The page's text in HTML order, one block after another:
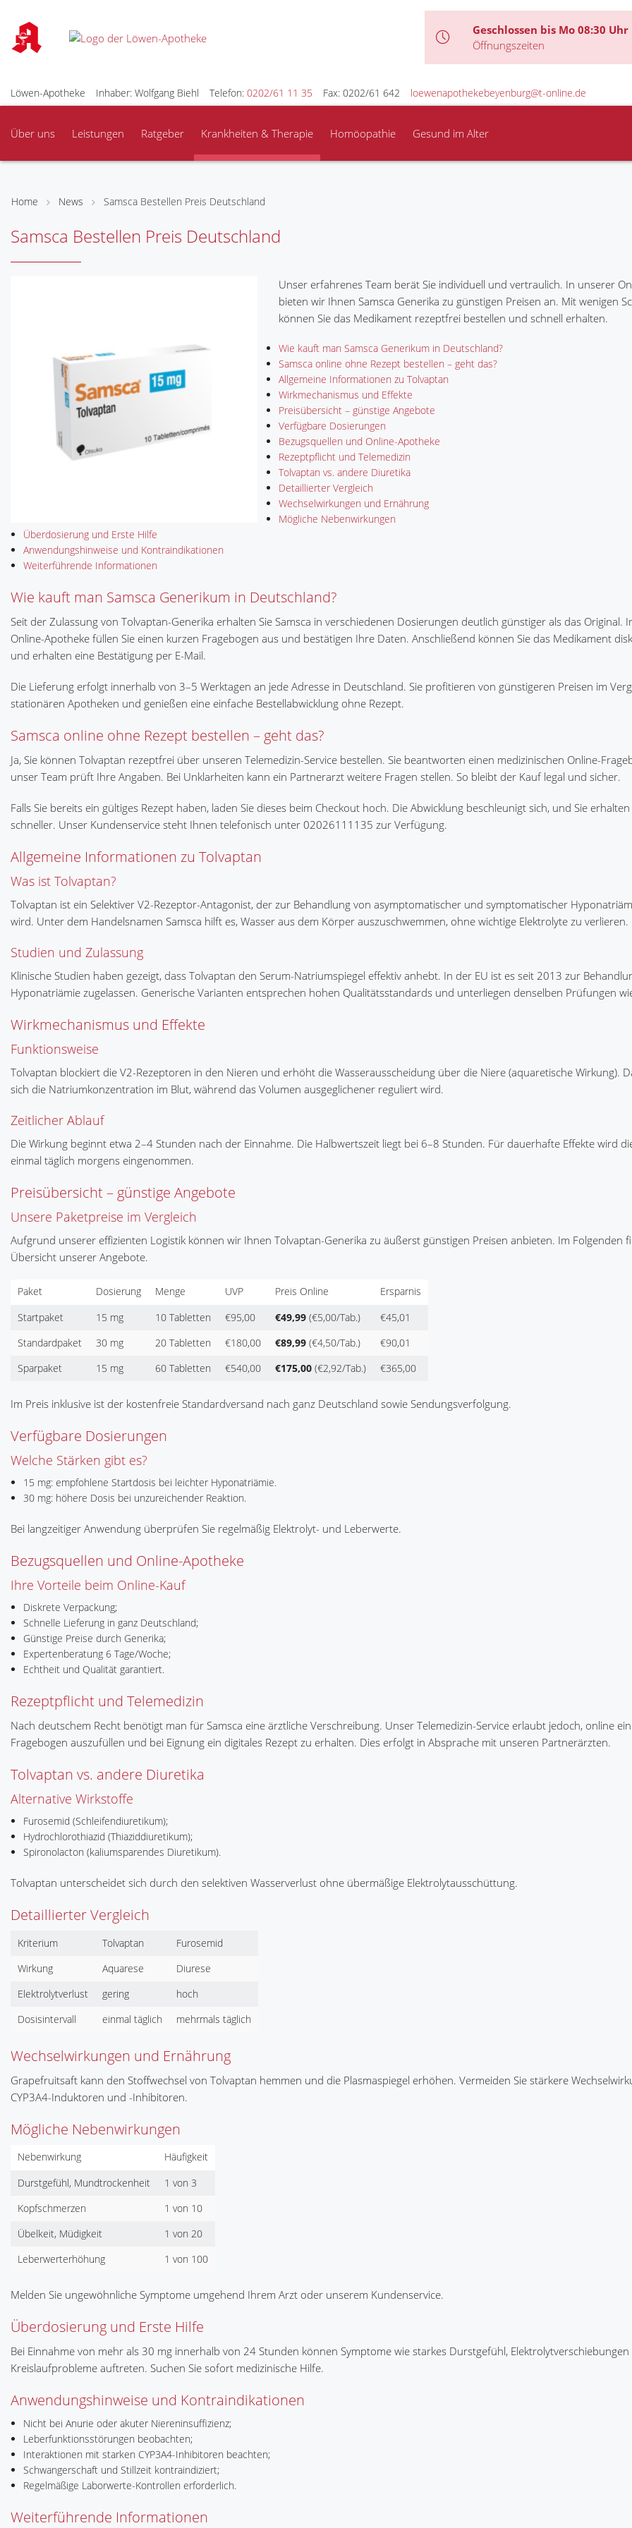
Geschlossen bis Mo 08:30 Uhr
Öffnungszeiten
Löwen-Apotheke Inhaber: Wolfgang Biehl Telefon: 0202/61 11 35 Fax: 0202/61 642 loewenapothekebeyenburg@t-online.de
Über uns Leistungen Ratgeber Krankheiten & Therapie Homöopathie Gesund im Alter
Home News Samsca Bestellen Preis Deutschland
Samsca Bestellen Preis Deutschland
Unser erfahrenes Team berät Sie individuell und vertraulich. In unserer
bieten wir Ihnen Samsca Generika zu günstigen Preisen an. Mit wenigen
können Sie das Medikament rezeptfrei bestellen und schnell erhalten.
Wie kauft man Samsca Generikum in Deutschland?
Samsca online ohne Rezept bestellen – geht das?
Allgemeine Informationen zu Tolvaptan
Wirkmechanismus und Effekte
Preisübersicht – günstige Angebote
Verfügbare Dosierungen
Bezugsquellen und Online-Apotheke
Rezeptpflicht und Telemedizin
Tolvaptan vs. andere Diuretika
Detaillierter Vergleich
Wechselwirkungen und Ernährung
Mögliche Nebenwirkungen
Überdosierung und Erste Hilfe
Anwendungshinweise und Kontraindikationen
Weiterführende Informationen
Wie kauft man Samsca Generikum in Deutschland?
Seit der Zulassung von Tolvaptan-Generika erhalten Sie Samsca in verschiedenen Dosierungen deutlich günstiger als das Original.
Online-Apotheke füllen Sie einen kurzen Fragebogen aus und bestätigen Ihre Daten. Anschließend können Sie das Medikament
und erhalten eine Bestätigung per E-Mail.
Die Lieferung erfolgt innerhalb von 3–5 Werktagen an jede Adresse in Deutschland. Sie profitieren von günstigeren Preisen im
stationären Apotheken und genießen eine einfache Bestellabwicklung ohne Rezept.
Samsca online ohne Rezept bestellen – geht das?
Ja, Sie können Tolvaptan rezeptfrei über unseren Telemedizin-Service bestellen. Sie beantworten einen medizinischen Online-
unser Team prüft Ihre Angaben. Bei Unklarheiten kann ein Partnerarzt weitere Fragen stellen. So bleibt der Kauf legal und sicher.
Falls Sie bereits ein gültiges Rezept haben, laden Sie dieses beim Checkout hoch. Die Abwicklung beschleunigt sich, und Sie
schneller. Unser Kundenservice steht Ihnen telefonisch unter 02026111135 zur Verfügung.
Allgemeine Informationen zu Tolvaptan
Was ist Tolvaptan?
Tolvaptan ist ein Selektiver V2-Rezeptor-Antagonist, der zur Behandlung von asymptomatischer und symptomatischer
wird. Unter dem Handelsnamen Samsca hilft es, Wasser aus dem Körper auszuschwemmen, ohne wichtige Elektrolyte zu verlieren.
Studien und Zulassung
Klinische Studien haben gezeigt, dass Tolvaptan den Serum-Natriumspiegel effektiv anhebt. In der EU ist es seit 2013 zur
Hyponatriämie zugelassen. Generische Varianten entsprechen hohen Qualitätsstandards und unterliegen denselben Prüfungen
Wirkmechanismus und Effekte
Funktionsweise
Tolvaptan blockiert die V2-Rezeptoren in den Nieren und erhöht die Wasserausscheidung über die Niere (aquaretische Wirkung).
sich die Natriumkonzentration im Blut, während das Volumen ausgeglichener reguliert wird.
Zeitlicher Ablauf
Die Wirkung beginnt etwa 2–4 Stunden nach der Einnahme. Die Halbwertszeit liegt bei 6–8 Stunden. Für dauerhafte Effekte wird
einmal täglich morgens eingenommen.
Preisübersicht – günstige Angebote
Unsere Paketpreise im Vergleich
Aufgrund unserer effizienten Logistik können wir Ihnen Tolvaptan-Generika zu äußerst günstigen Preisen anbieten. Im Folgenden
Übersicht unserer Angebote.
Paket Dosierung Menge UVP Preis Online
Ersparnis
Startpaket
15 mg 10 Tabletten €95,00 €49,99 (€5,00/Tab.)
€45,01
Standardpaket
30 mg 20 Tabletten €180,00 €89,99 (€4,50/Tab.)
€90,01
Sparpaket
15 mg 60 Tabletten €540,00 €175,00 (€2,92/Tab.) €365,00
Im Preis inklusive ist der kostenfreie Standardversand nach ganz Deutschland sowie Sendungsverfolgung.
Verfügbare Dosierungen
Welche Stärken gibt es?
15 mg: empfohlene Startdosis bei leichter Hyponatriämie.
30 mg: höhere Dosis bei unzureichender Reaktion.
Bei langzeitiger Anwendung überprüfen Sie regelmäßig Elektrolyt- und Leberwerte.
Bezugsquellen und Online-Apotheke
Ihre Vorteile beim Online-Kauf
Diskrete Verpackung;
Schnelle Lieferung in ganz Deutschland;
Günstige Preise durch Generika;
Expertenberatung 6 Tage/Woche;
Echtheit und Qualität garantiert.
Rezeptpflicht und Telemedizin
Nach deutschem Recht benötigt man für Samsca eine ärztliche Verschreibung. Unser Telemedizin-Service erlaubt jedoch, online
Fragebogen auszufüllen und bei Eignung ein digitales Rezept zu erhalten. Dies erfolgt in Absprache mit unseren Partnerärzten.
Tolvaptan vs. andere Diuretika
Alternative Wirkstoffe
Furosemid (Schleifendiuretikum);
Hydrochlorothiazid (Thiaziddiuretikum);
Spironolacton (kaliumsparendes Diuretikum).
Tolvaptan unterscheidet sich durch den selektiven Wasserverlust ohne übermäßige Elektrolytausschüttung.
Detaillierter Vergleich
Kriterium Tolvaptan
Furosemid
Wirkung
Aquarese
Diurese
Elektrolytverlust
gering
hoch
Dosisintervall
einmal täglich mehrmals täglich
Wechselwirkungen und Ernährung
Grapefruitsaft kann den Stoffwechsel von Tolvaptan hemmen und die Plasmaspiegel erhöhen. Vermeiden Sie stärkere
CYP3A4-Induktoren und -Inhibitoren.
Mögliche Nebenwirkungen
Nebenwirkung
Häufigkeit
Durstgefühl, Mundtrockenheit
1 von 3
Kopfschmerzen
1 von 10
Übelkeit, Müdigkeit
1 von 20
Leberwerterhöhung
1 von 100
Melden Sie ungewöhnliche Symptome umgehend Ihrem Arzt oder unserem Kundenservice.
Überdosierung und Erste Hilfe
Bei Einnahme von mehr als 30 mg innerhalb von 24 Stunden können Symptome wie starkes Durstgefühl,
Kreislaufprobleme auftreten. Suchen Sie sofort medizinische Hilfe.
Anwendungshinweise und Kontraindikationen
Nicht bei Anurie oder akuter Niereninsuffizienz;
Leberfunktionsstörungen beobachten;
Interaktionen mit starken CYP3A4-Inhibitoren beachten;
Schwangerschaft und Stillzeit kontraindiziert;
Regelmäßige Laborwerte-Kontrollen erforderlich.
Weiterführende Informationen